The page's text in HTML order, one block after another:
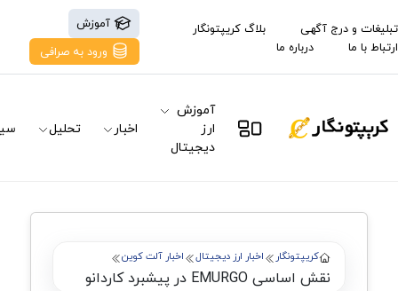
تبلیغات و درج آگهی
بلاگ کریپتونگار
ارتباط با ما
درباره ما
آموزش
ورود به صرافی
آموزش
ارز
دیجیتال
اخبار تحلیل
کریپتونگار اخبار ارز دیجیتال اخبار آلت کوین
نقش اساسی EMURGO در پیشبرد کاردانو